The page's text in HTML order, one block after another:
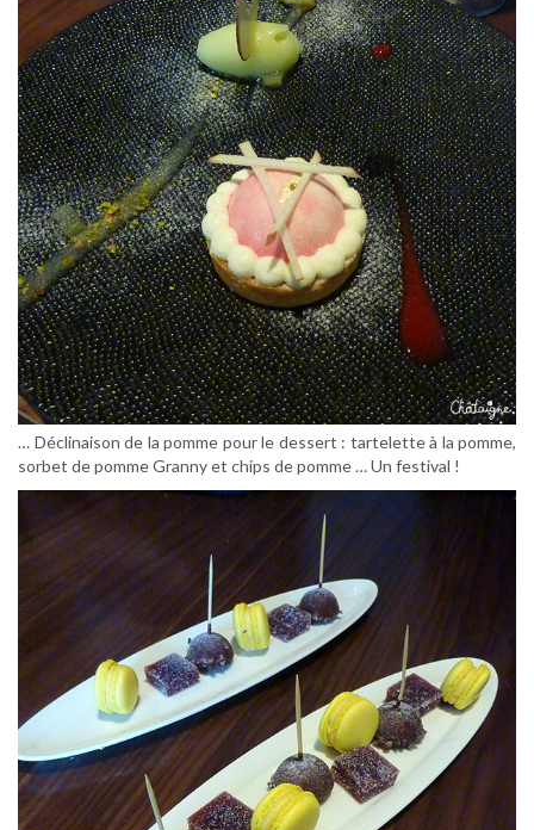
… Déclinaison de la pomme pour le dessert : tartelette à la pomme,
sorbet de pomme Granny et chips de pomme … Un festival !